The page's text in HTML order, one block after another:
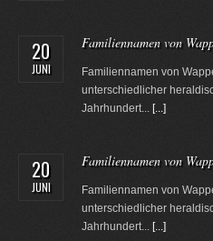
20
JUNI
Familiennamen von
Familiennamen von
unterschiedlicher
Jahrhundert... [...]
20
JUNI
Familiennamen von
Familiennamen von
unterschiedlicher
Jahrhundert... [...]